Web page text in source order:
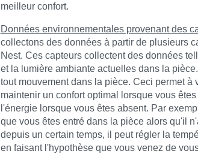
meilleur confort.
Données environnementales provenant des
collectons des données à partir de plusieurs
Nest. Ces capteurs collectent des données
et la lumière ambiante actuelles dans la
tout mouvement dans la pièce. Ceci permet à
maintenir un confort optimal lorsque vous
l'énergie lorsque vous êtes absent. Par
que vous êtes entré dans la pièce alors qu'il
depuis un certain temps, il peut régler la
en faisant l'hypothèse que vous venez de